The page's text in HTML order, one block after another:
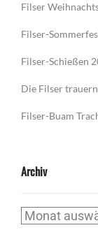
Filser
Filser-
Filser-Schießen
Die Filser
Filser-Buam
Archiv
Archiv